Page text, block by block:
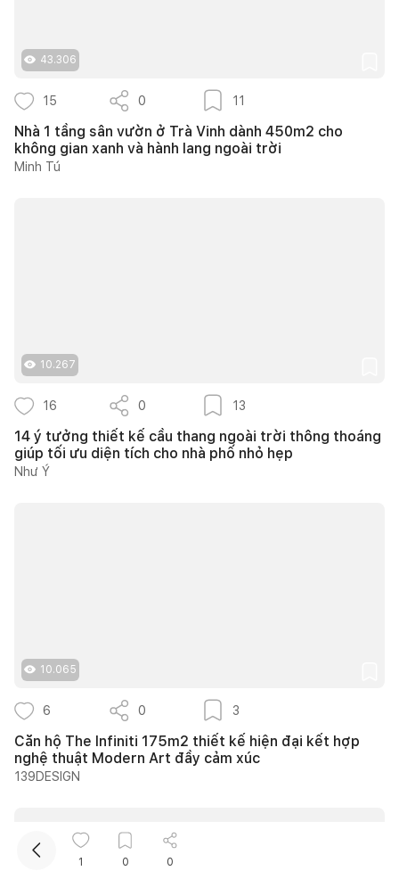
43.306
15 0 11
Nhà 1 tầng sân vườn ở Trà Vinh dành 450m2 cho
không gian xanh và hành lang ngoài trời
Minh Tú
10.267
16 0 13
14 ý tưởng thiết kế cầu thang ngoài trời thông thoáng
giúp tối ưu diện tích cho nhà phố nhỏ hẹp
Như Ý
10.065
6 0 3
Căn hộ The Infiniti 175m2 thiết kế hiện đại kết hợp
nghệ thuật Modern Art đầy cảm xúc
139DESIGN
1 0 0